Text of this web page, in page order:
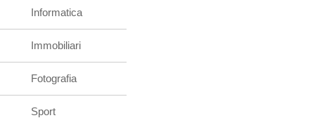
Informatica
Immobiliari
Fotografia
Sport